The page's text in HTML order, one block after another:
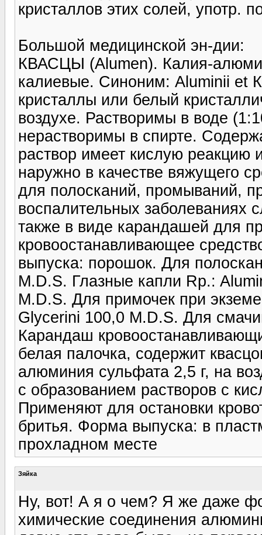
кристаллов этих солей, употр.
Большой медицинской эн-дии:
КВАСЦЫ (Аlumen). Калия-
калиевые. Синоним: Аluminii еt
кристаллы или белый
воздухе. Растворимы в воде
нерастворимы в спирте.
раствор имеет кислую реакцию
наружно в качестве вяжущего
для полосканий, промываний,
воспалительных заболеваниях
также в виде карандашей для
кровоостанавливающее
выпуска: порошок. Для
M.D.S. Глазные капли Rp.:
M.D.S. Для примочек при
Glycerini 100,0 M.D.S. Для
Карандаш
белая палочка, содержит
алюминия сульфата 2,5 г, на
с образованием растворов с
Применяют для остановки
бритья. Форма выпуска: в
прохладном месте
Зяйка
Ну, вот! А я о чем? Я же даже
химические соединения